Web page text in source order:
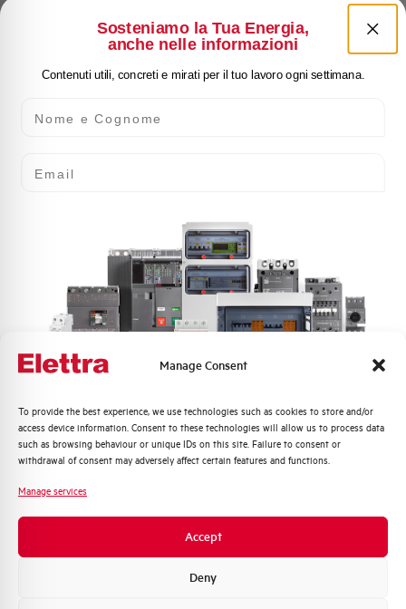
Manage Consent
To provide the best experience, we use technologies such as cookies to store and/or
access device information. Consent to these technologies will allow us to process data
such as browsing behaviour or unique IDs on this site. Failure to consent or
withdrawal of consent may adversely affect certain features and functions.
Manage services
Accept
Deny
Sosteniamo la Tua Energia,
anche nelle informazioni
Contenuti utili, concreti e mirati per il tuo lavoro ogni settimana.
Quali argomenti ti interessano di più?
Distribuzione di Energia
Automazione Industriale